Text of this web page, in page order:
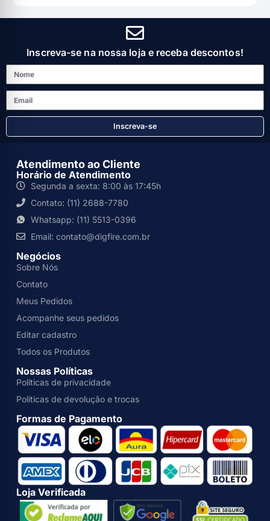
Inscreva-se na nossa loja e receba descontos!
Inscreva-se
Atendimento ao Cliente
Horário de Atendimento
Segunda a sexta: 8:00 às 17:45h
Contato: (11) 2688-7780
Whatsapp: (11) 5513-0396
Email: contato@digfire.com.br
Negócios
Sobre Nós
Contato
Meus Pedidos
Acompanhe seus pedidos
Editar cadastro
Todos os Produtos
Nossas Políticas
Politicas de privacidade
Politicas de devolução e trocas
Formas de Pagamento
Loja Verificada